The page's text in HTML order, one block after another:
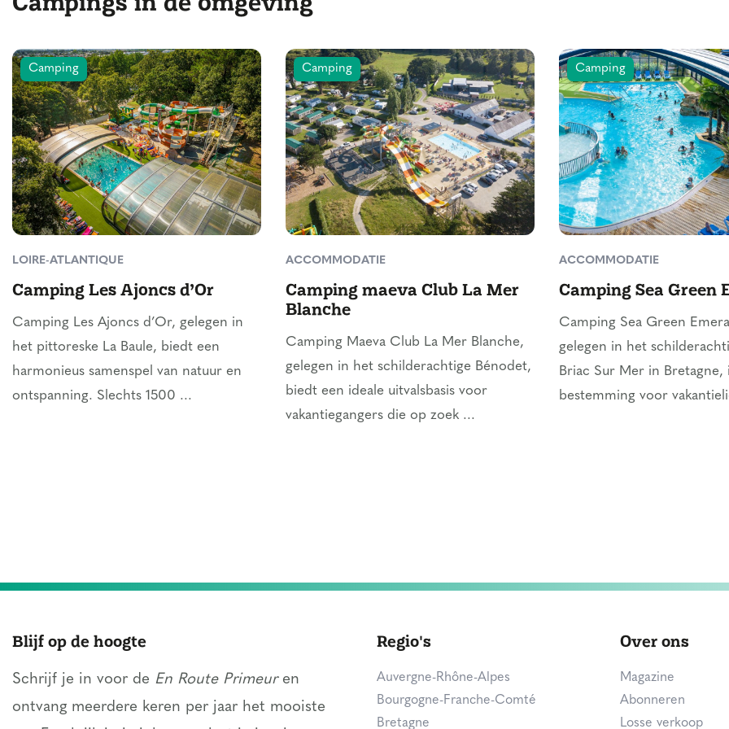
Camping
LOIRE-ATLANTIQUE
Camping Les Ajoncs d’Or
Camping Les Ajoncs d’Or, gelegen in
het pittoreske La Baule, biedt een
harmonieus samenspel van natuur en
ontspanning. Slechts 1500 ...
Camping
ACCOMMODATIE
Camping maeva Club La Mer
Blanche
Camping Maeva Club La Mer Blanche,
gelegen in het schilderachtige Bénodet,
biedt een ideale uitvalsbasis voor
vakantiegangers die op zoek ...
Camping
ACCOMMODATIE
Camping Sea Green
Camping Sea Green
gelegen in het
Briac Sur Mer in Bretagne,
bestemming voor
Blijf op de hoogte
Schrijf je in voor de En Route Primeuren
ontvang meerdere keren per jaar het mooiste
Regio's
Auvergne-Rhône-Alpes
Bourgogne-Franche-Comté
Bretagne
Over ons
Magazine
Abonneren
Losse verkoop